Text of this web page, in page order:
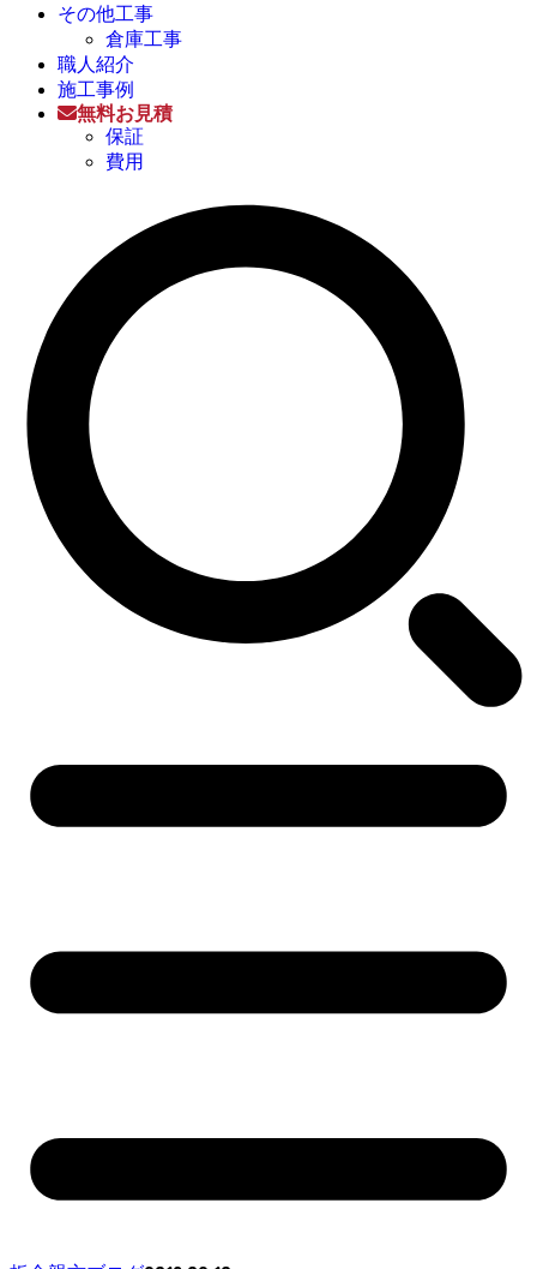
その他工事
倉庫工事
職人紹介
施工事例
無料お見積
保証
費用